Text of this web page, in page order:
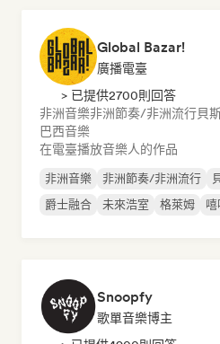
Global Bazar!
廣播電臺
> 已提供2700則回答
非洲音樂非洲節奏/非洲流行貝
巴西音樂
在電臺播放音樂人的作品
非洲音樂 非洲節奏/非洲流行
爵士融合
未來浩室 格萊姆 嘻
Snoopfy
歌單音樂博主